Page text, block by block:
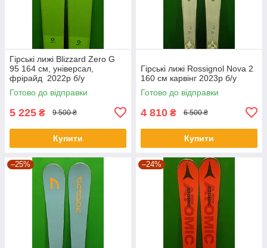
Гірські лижі Blizzard Zero G
95 164 см, універсал,
фрірайд 2022р б/у
Готово до відправки
5 225 ₴ 9 500 ₴
Купити
Гірські лижі Rossignol Nova 2
160 см карвінг 2023р б/у
Готово до відправки
4 810 ₴ 6 500 ₴
Купити
–25% –24%